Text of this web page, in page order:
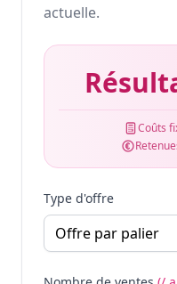
actuelle.
Coûts
Type d'offre